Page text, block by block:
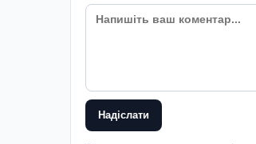
Надіслати